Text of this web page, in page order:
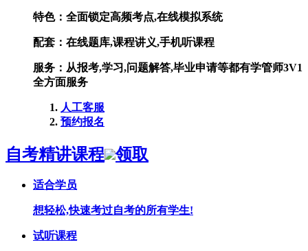
特色： 全面锁定高频考点,在线模拟系统
配套： 在线题库,课程讲义,手机听课程
服务： 从报考,学习,问题解答,毕业申请等都有学管师3V1
全方面服务
人工客服
预约报名
自考精讲课程 领取
适合学员
想轻松,快速考过自考的所有学生!
试听课程